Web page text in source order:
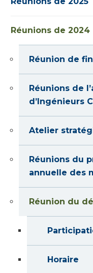
Réunions de 2024
Réunion de
Réunions de
d’Ingénieurs
Atelier
Réunions du
annuelle des
Réunion du
Horaire